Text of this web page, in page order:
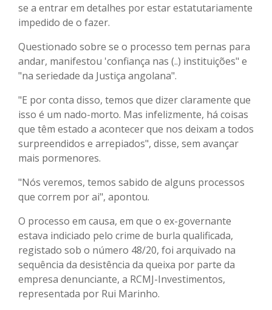
se a entrar em detalhes por estar estatutariamente
impedido de o fazer.
Questionado sobre se o processo tem pernas para
andar, manifestou 'confiança nas (..) instituições" e
"na seriedade da Justiça angolana".
"E por conta disso, temos que dizer claramente que
isso é um nado-morto. Mas infelizmente, há coisas
que têm estado a acontecer que nos deixam a todos
surpreendidos e arrepiados", disse, sem avançar
mais pormenores.
"Nós veremos, temos sabido de alguns processos
que correm por ai", apontou.
O processo em causa, em que o ex-governante
estava indiciado pelo crime de burla qualificada,
registado sob o número 48/20, foi arquivado na
sequência da desistência da queixa por parte da
empresa denunciante, a RCMJ-Investimentos,
representada por Rui Marinho.